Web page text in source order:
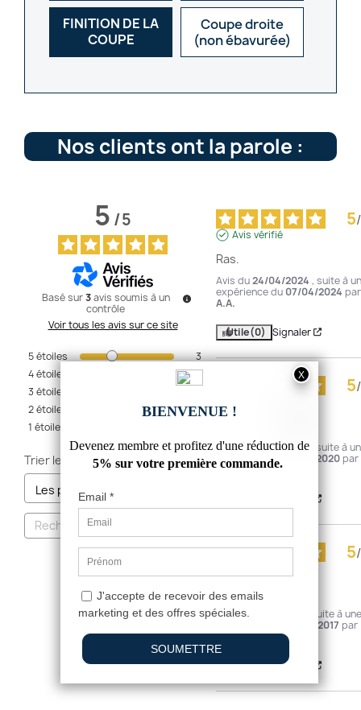
FINITION DE LA
COUPE
Coupe droite
(non ébavurée)
Nos clients ont la parole :
5/5
Basé sur3 avis soumis à un
contrôle
Voir tous les avis sur ce site
5étoiles
3
4étoiles
0
3 étoiles
2étoiles
0
1 étoile
Trier les avis
5/
Avis vérifié
Ras.
Avis du24/04/2024 , suite à
expérience du 07/04/2024 par
A.A.
Utile(0) Signaler
5/
Avis du07/03/2020
, suite à
expérience du
19/02/2020 par
A.A.
5/
Parfait
Avis du
, suite à une
02/07/2017 par
A.A.
Utile(0) Signaler